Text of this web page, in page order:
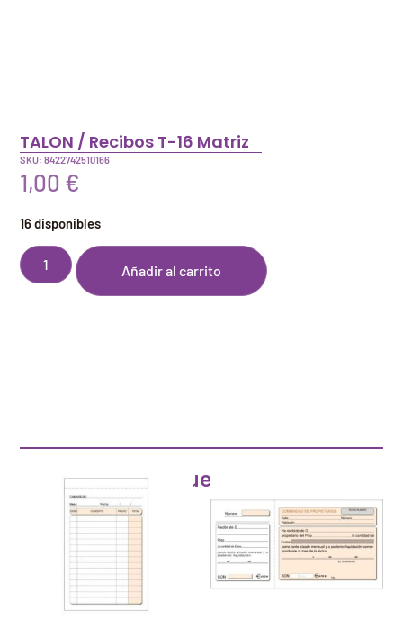
TALON / Recibos T-16 Matriz
SKU: 8422742510166
1,00 €
16 disponibles
Añadir al carrito
Artículos que pueden interesarte